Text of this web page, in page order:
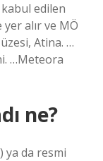
edilen
alır ve MÖ
Atina. …
…Meteora
ne?
ya da resmi